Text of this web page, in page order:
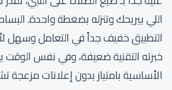
اللي بيريحك وتنزله بضغطة واحدة.
التطبيق خفيف جداً في التعامل وسهل
خبرته التقنية ضعيفة، وفي نفس الوقت
الأساسية بامتياز بدون إعلانات مزعجة